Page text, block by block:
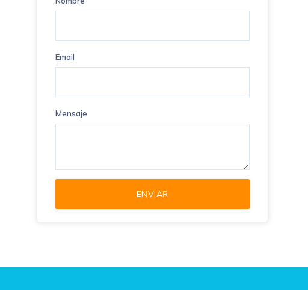
Email
Mensaje